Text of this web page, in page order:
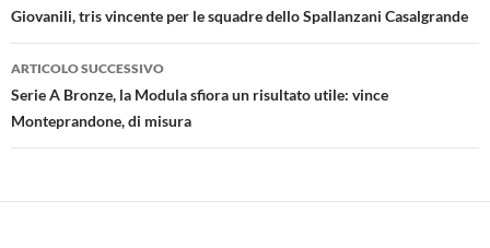
articolo
Giovanili, tris vincente per le squadre dello Spallanzani Casalgrande
ARTICOLO SUCCESSIVO
Serie A Bronze, la Modula sfiora un risultato utile: vince
Monteprandone, di misura